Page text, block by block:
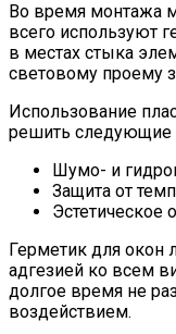
Во время монтажа
всего используют
в местах стыка
световому проему
Использование
решить следующие
Шумо- и
Защита от
Герметик для окон
адгезией ко всем
долгое время не
воздействием.